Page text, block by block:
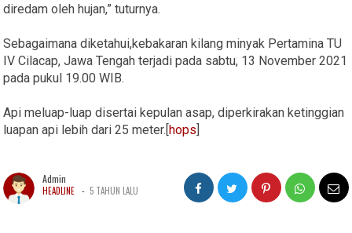
diredam oleh hujan,” tuturnya.
Sebagaimana diketahui,kebakaran kilang minyak Pertamina TU
IV Cilacap, Jawa Tengah terjadi pada sabtu, 13 November 2021
pada pukul 19.00 WIB.
Api meluap-luap disertai kepulan asap, diperkirakan ketinggian
luapan api lebih dari 25 meter.[hops]
Admin
HEADLINE - 5 TAHUN LALU